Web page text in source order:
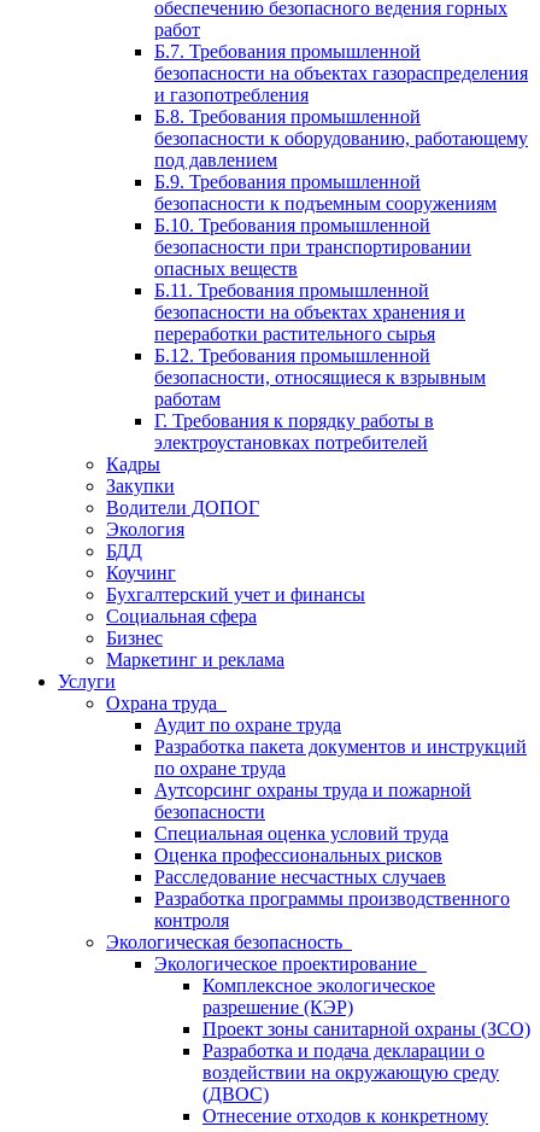
обеспечению безопасного ведения горных
работ
Б.7. Требования промышленной
безопасности на объектах газораспределения
и газопотребления
Б.8. Требования промышленной
безопасности к оборудованию, работающему
под давлением
Б.9. Требования промышленной
безопасности к подъемным сооружениям
Б.10. Требования промышленной
безопасности при транспортировании
опасных веществ
Б.11. Требования промышленной
безопасности на объектах хранения и
переработки растительного сырья
Б.12. Требования промышленной
безопасности, относящиеся к взрывным
работам
Г. Требования к порядку работы в
электроустановках потребителей
Кадры
Закупки
Водители ДОПОГ
Экология
БДД
Коучинг
Бухгалтерский учет и финансы
Социальная сфера
Бизнес
Маркетинг и реклама
Услуги
Охрана труда
Аудит по охране труда
Разработка пакета документов и инструкций
по охране труда
Аутсорсинг охраны труда и пожарной
безопасности
Специальная оценка условий труда
Оценка профессиональных рисков
Расследование несчастных случаев
Разработка программы производственного
контроля
Экологическая безопасность
Экологическое проектирование
Комплексное экологическое
разрешение (КЭР)
Проект зоны санитарной охраны (ЗСО)
Разработка и подача декларации о
воздействии на окружающую среду
(ДВОС)
Отнесение отходов к конкретному